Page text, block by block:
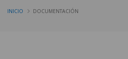
INICIO DOCUMENTACIÓN